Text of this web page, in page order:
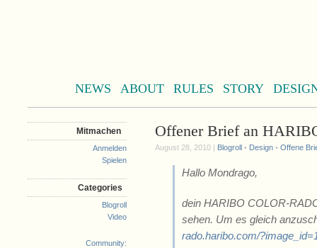
NEWS ABOUT RULES STORY
Mitmachen
Anmelden
Spielen
Categories
Blogroll
Video
Community:
Offener Brief an
August 28, 2010 | Blogroll • Design • Offene
Hallo Mondrago,
dein HARIBO COLOR-
sehen. Um es gleich
rado.haribo.com/